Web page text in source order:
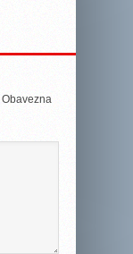
Obavezna